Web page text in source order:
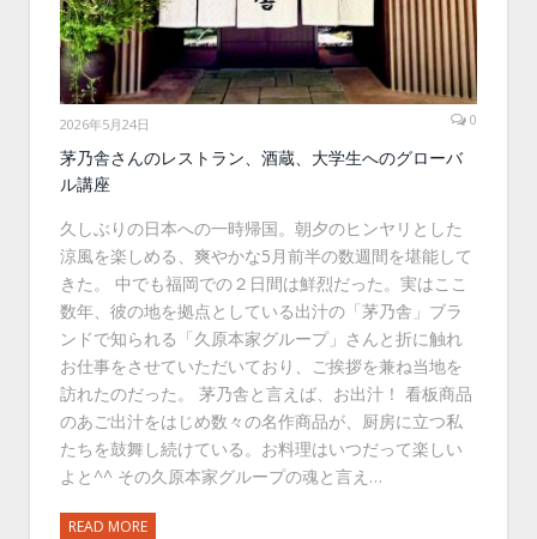
2026年5月24日 0
茅乃舎さんのレストラン、酒蔵、大学生へのグローバ
ル講座
久しぶりの日本への一時帰国。朝夕のヒンヤリとした
涼風を楽しめる、爽やかな5月前半の数週間を堪能して
きた。 中でも福岡での２日間は鮮烈だった。実はここ
数年、彼の地を拠点としている出汁の「茅乃舎」ブラ
ンドで知られる「久原本家グループ」さんと折に触れ
お仕事をさせていただいており、ご挨拶を兼ね当地を
訪れたのだった。 茅乃舎と言えば、お出汁！ 看板商品
のあご出汁をはじめ数々の名作商品が、厨房に立つ私
たちを鼓舞し続けている。お料理はいつだって楽しい
よと^^ その久原本家グループの魂と言え…
READ MORE